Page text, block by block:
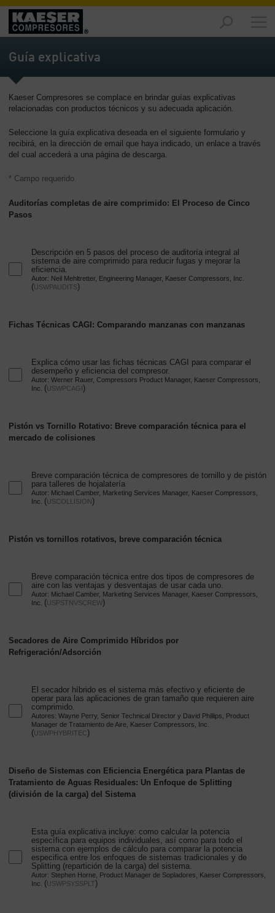
Productos
y
soluciones
-
Servicios
-
Contenido
de
comprimido
-
Conozca
Kaeser
Contenido
Guía explicativa
Kaeser Compresores se complace en brindar guías explicativas
relacionadas con productos técnicos y su adecuada aplicación.
Seleccione la guía explicativa deseada en el siguiente formulario y
recibirá, en la dirección de email que haya indicado, un enlace a través
del cual accederá a una página de descarga.
* Campo requerido.
Auditorías completas de aire comprimido: El Proceso de Cinco
Pasos
Descripción en 5 pasos del proceso de auditoría integral al
sistema de aire comprimido para reducir fugas y mejorar la
eficiencia.
Autor: Neil Mehltretter, Engineering Manager, Kaeser Compressors, Inc.
(USWPAUDITS)
Fichas Técnicas CAGI: Comparando manzanas con manzanas
Explica cómo usar las fichas técnicas CAGI para comparar el
desempeño y eficiencia del compresor.
Autor: Werner Rauer, Compressors Product Manager, Kaeser Compressors,
Inc. (USWPCAGI)
Pistón vs Tornillo Rotativo: Breve comparación técnica para el
mercado de colisiones
Breve comparación técnica de compresores de tornillo y de pistón
para talleres de hojalatería
Autor: Michael Camber, Marketing Services Manager, Kaeser Compressors,
Inc. (USCOLLISION)
Pistón vs tornillos rotativos, breve comparación técnica
Breve comparación técnica entre dos tipos de compresores de
aire con las ventajas y desventajas de usar cada uno.
Autor: Michael Camber, Marketing Services Manager, Kaeser Compressors,
Inc. (USPSTNVSCREW)
Secadores de Aire Comprimido Híbridos por
Refrigeración/Adsorción
El secador híbrido es el sistema más efectivo y eficiente de
operar para las aplicaciones de gran tamaño que requieren aire
comprimido.
Autores: Wayne Perry, Senior Technical Director y David Phillips, Product
Manager de Tratamiento de Aire, Kaeser Compressors, Inc.
(USWPHYBRITEC)
Diseño de Sistemas con Eficiencia Energética para Plantas de
Tratamiento de Aguas Residuales: Un Enfoque de Splitting
(división de la carga) del Sistema
Esta guía explicativa incluye: como calcular la potencia
específica para equipos individuales, así como para todo el
sistema con ejemplos de cálculo para comparar la potencia
especifica entre los enfoques de sistemas tradicionales y de
Splitting (repartición de la carga) del sistema.
Autor: Stephen Horne, Product Manager de Sopladores, Kaeser Compressors,
Inc. (USWPSYSSPLT)